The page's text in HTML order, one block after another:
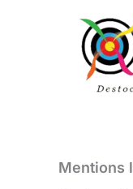
Mentions